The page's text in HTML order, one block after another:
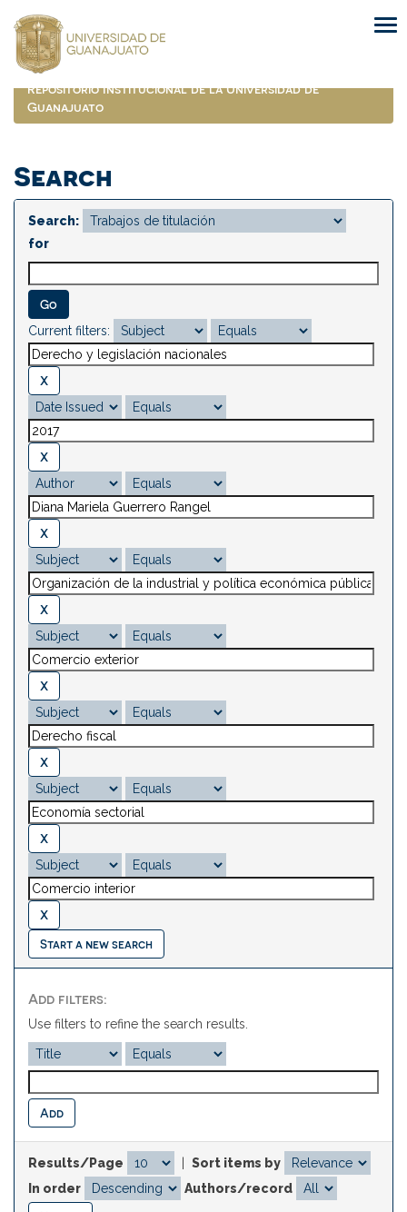
navigation
Repositorio Institucional de la Universidad de
Guanajuato
Search
Search:
for
Current filters:
Start a new search
Add filters:
Use filters to refine the search results.
Results/Page
Sort items by
In order
Authors/record